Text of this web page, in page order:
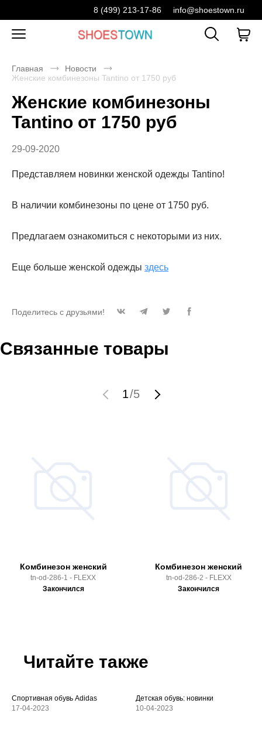
8 (499) 213-17-86 info@shoestown.ru
Главная
Новости
Женские комбинезоны Tantino от 1750 руб
Женские комбинезоны
Tantino от 1750 руб
29-09-2020
Представляем новинки женской одежды Tantino!
В наличии комбинезоны по цене от 1750 руб.
Предлагаем ознакомиться с некоторыми из них.
Еще больше женской одежды здесь
Поделитесь с друзьями!
Связанные товары
1/5
Комбинезон женский
tn-od-286-1 - FLEXX
Закончился
Комбинезон женский
tn-od-286-2 - FLEXX
Закончился
Читайте также
Спортивная обувь Adidas
17-04-2023
Детская обувь: новинки
10-04-2023